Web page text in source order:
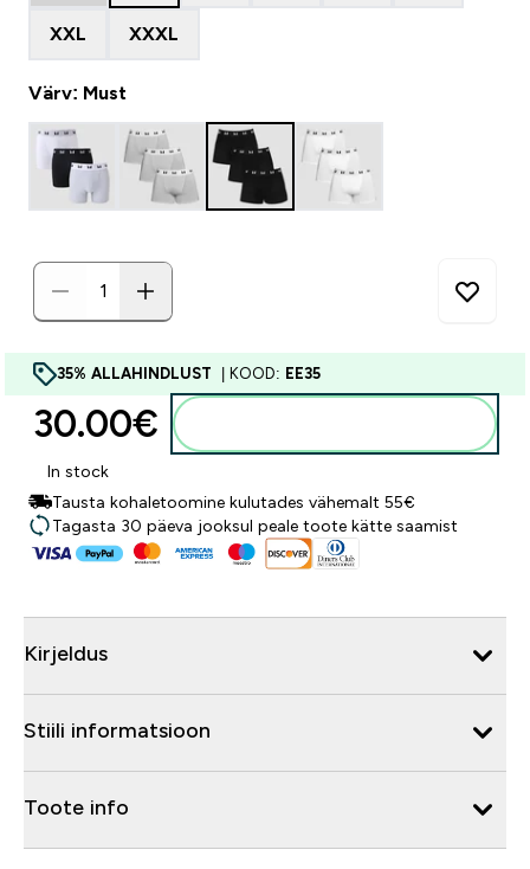
XXL XXXL
Värv: Must
35% ALLAHINDLUST | KOOD: EE35
30.00€‎
In stock
Tausta kohaletoomine kulutades vähemalt 55€
Tagasta 30 päeva jooksul peale toote kätte saamist
Kirjeldus
Stiili informatsioon
Toote info